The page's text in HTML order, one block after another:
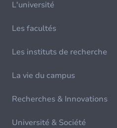
L'université
Les facultés
Les instituts de recherche
La vie du campus
Recherches & Innovations
Université & Société